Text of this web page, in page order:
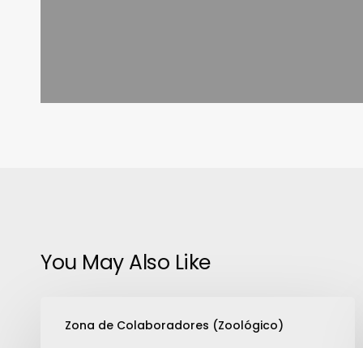
You May Also Like
Zona de Colaboradores (Zoológico)
lecciones